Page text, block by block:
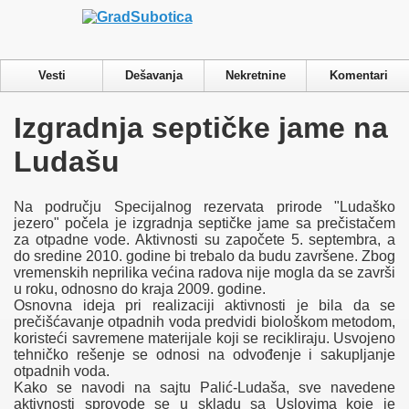
Vesti Dešavanja Nekretnine Komentari
Izgradnja septičke jame na
Ludašu
Na području Specijalnog rezervata prirode "Ludaško
jezero" počela je izgradnja septičke jame sa prečistačem
za otpadne vode. Aktivnosti su započete 5. septembra, a
do sredine 2010. godine bi trebalo da budu završene. Zbog
vremenskih neprilika većina radova nije mogla da se završi
u roku, odnosno do kraja 2009. godine.
Osnovna ideja pri realizaciji aktivnosti je bila da se
prečišćavanje otpadnih voda predvidi biološkom metodom,
koristeći savremene materijale koji se recikliraju. Usvojeno
tehničko rešenje se odnosi na odvođenje i sakupljanje
otpadnih voda.
Kako se navodi na sajtu Palić-Ludaša, sve navedene
aktivnosti sprovode se u skladu sa Uslovima koje je
Ovaj sajt koristi cookies. Više o cookies
Prihvatam
Privacy & Cookies Policy
Privacy Overview
navigate through the website. Out of these cookies, the cookies that are
categorized as necessary are stored on your browser as they are
essential for the working of basic functionalities of the website. We
also use third-party cookies that help us analyze and understand how
you use this website. These cookies will be stored in your browser
only with your consent. You also have the option to opt-out of these
cookies. But opting out of some of these cookies may have an effect
on your browsing experience.
Necessary
Necessary
Always Enabled
Necessary cookies are absolutely essential for the website to function
properly. This category only includes cookies that ensures basic